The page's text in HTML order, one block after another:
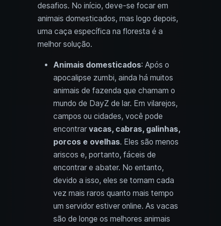
desafios. No início, deve-se focar em
animais domesticados, mas logo depois,
uma caça específica na floresta é a
melhor solução.
Animais domesticados: Após o
apocalipse zumbi, ainda há muitos
animais de fazenda que chamam o
mundo de DayZ de lar. Em vilarejos,
campos ou cidades, você pode
encontrar vacas, cabras, galinhas,
porcos e ovelhas. Eles são menos
ariscos e, portanto, fáceis de
encontrar e abater. No entanto,
devido a isso, eles se tornam cada
vez mais raros quanto mais tempo
um servidor estiver online. As vacas
são de longe os melhores animais